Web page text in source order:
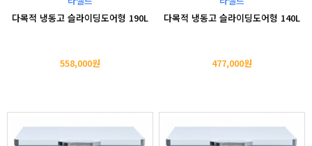
다목적 냉동고 슬라이딩도어형 190L
558,000원
다목적 냉동고 슬라이딩도어형 140L
477,000원